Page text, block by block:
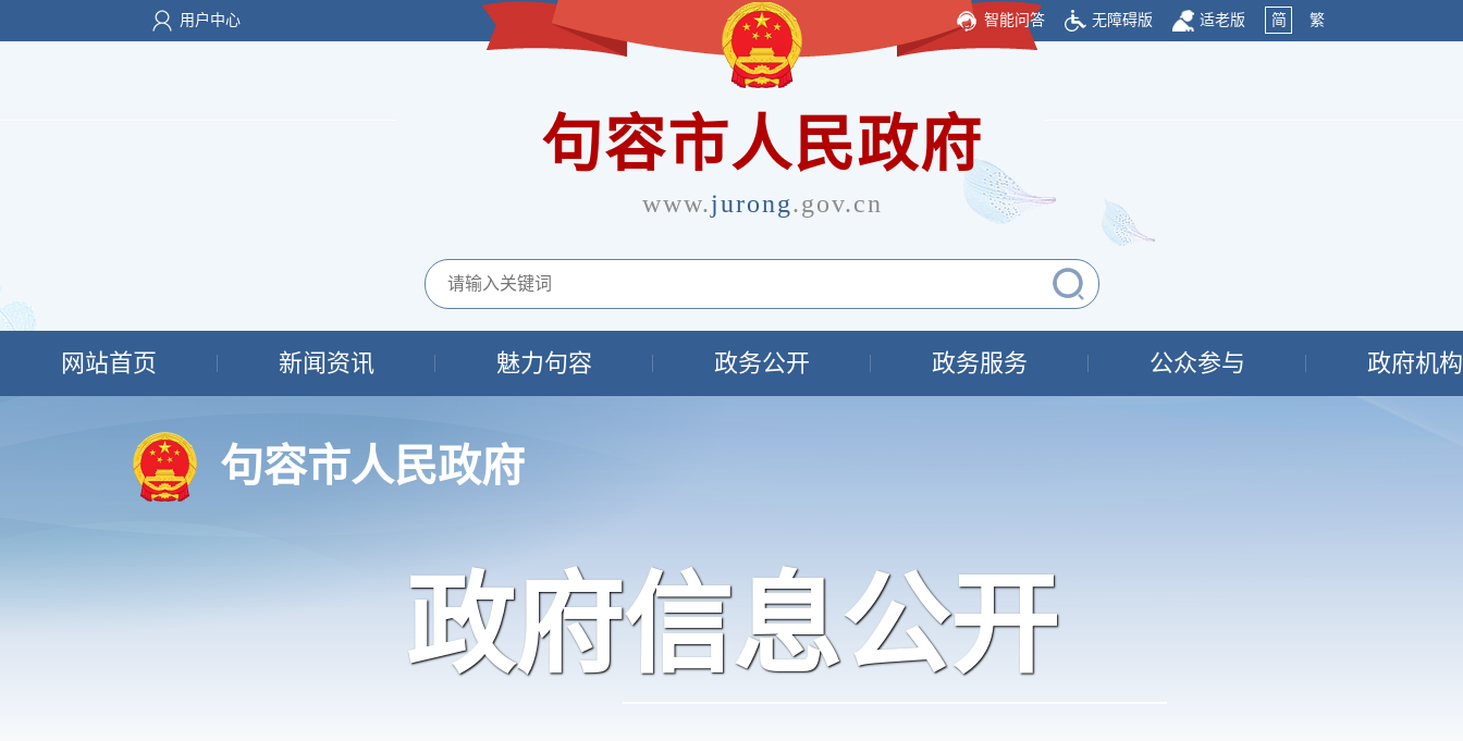
用户中心 智能问答 无障碍版 适老版 简 繁
句容市人民政府
www.jurong.gov.cn
网站首页 新闻资讯 魅力句容 政务公开 政务服务 公众参与 政府机构
句容市人民政府
政府信息公开